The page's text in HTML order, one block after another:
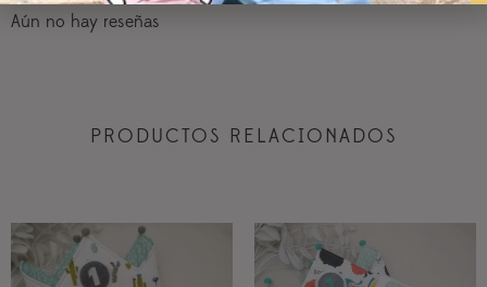
Aún no hay reseñas
PRODUCTOS RELACIONADOS